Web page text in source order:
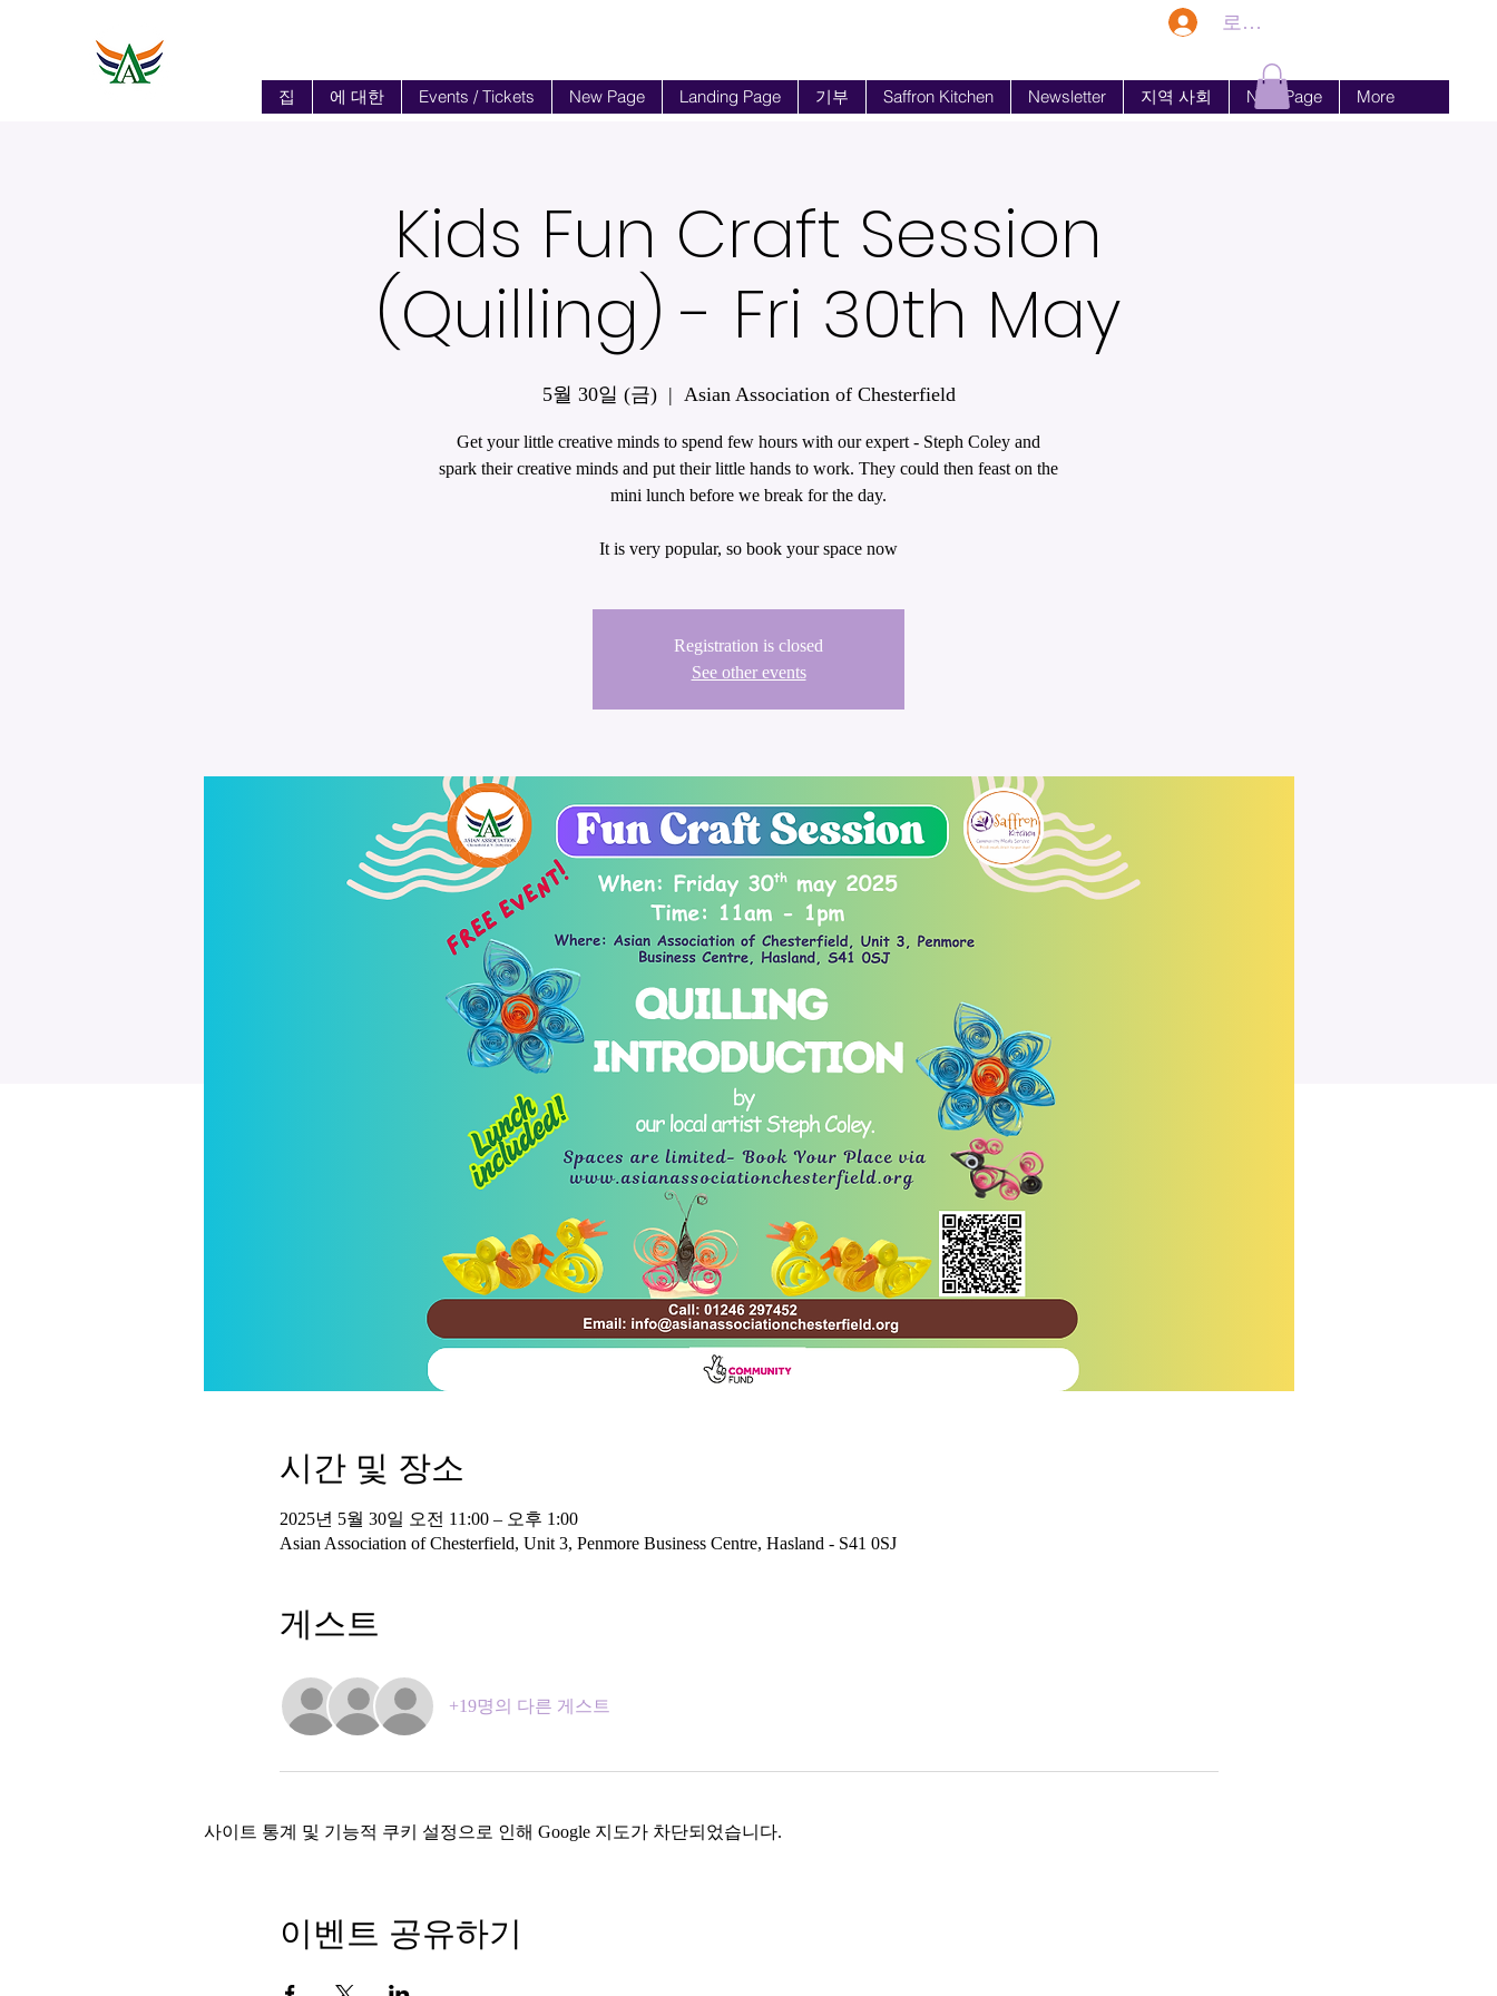
로그인
집 에 대한 Events / Tickets New Page Landing Page 기부 Saffron Kitchen Newsletter 지역 사회 New Page More
Kids Fun Craft Session
(Quilling) - Fri 30th May
5월 30일 (금)
  |
Asian Association of Chesterfield
Get your little creative minds to spend few hours with our expert - Steph Coley and
spark their creative minds and put their little hands to work. They could then feast on the
mini lunch before we break for the day.
It is very popular, so book your space now
Registration is closed
See other events
시간 및 장소
2025년 5월 30일 오전 11:00 – 오후 1:00
Asian Association of Chesterfield, Unit 3, Penmore Business Centre, Hasland - S41 0SJ
게스트
+19명의 다른 게스트
사이트 통계 및 기능적 쿠키 설정으로 인해 Google 지도가 차단되었습니다.
이벤트 공유하기